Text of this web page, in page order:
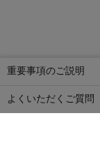
重要事項のご説明
よくいただくご質問